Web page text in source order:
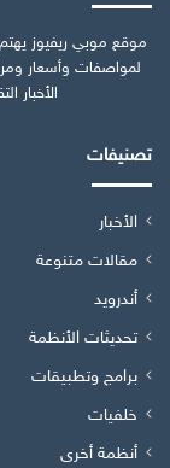
موقع موبي ريفيوز
لمواصفات وأسعار
الأخبار
تصنيفات
الأخبار
مقالات متنوعة
أندرويد
تحديثات الأنظمة
برامج وتطبيقات
خلفيات
أنظمة أخرى